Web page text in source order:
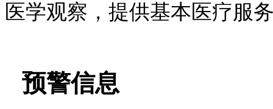
医学观察，提供基本医疗服
预警信息